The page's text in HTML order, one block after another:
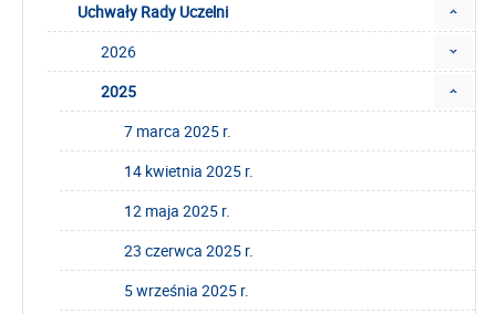
Uchwały Rady Uczelni
2026
2025
7 marca 2025 r.
14 kwietnia 2025 r.
12 maja 2025 r.
23 czerwca 2025 r.
5 września 2025 r.